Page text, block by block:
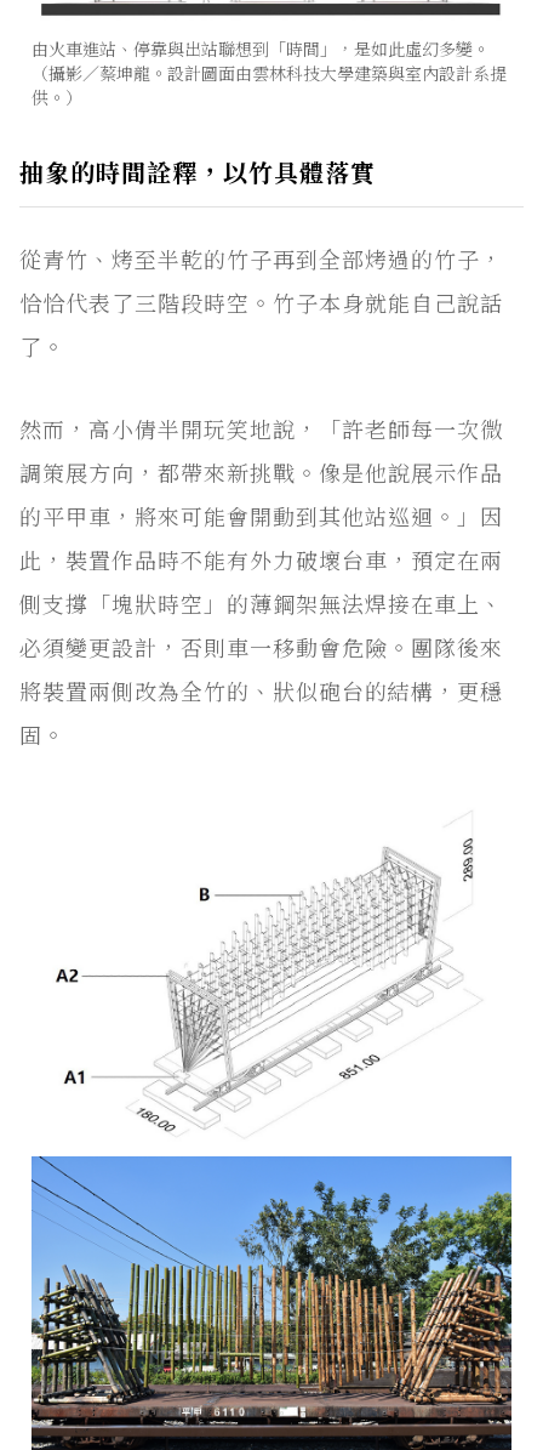
由火車進站、停靠與出站聯想到「時間」，是如此虛幻多變。
（攝影／蔡坤龍。設計圖面由雲林科技大學建築與室內設計系提
供。）
抽象的時間詮釋，以竹具體落實
從青竹、烤至半乾的竹子再到全部烤過的竹子，
恰恰代表了三階段時空。竹子本身就能自己說話
了。
然而，高小倩半開玩笑地說，「許老師每一次微
調策展方向，都帶來新挑戰。像是他說展示作品
的平甲車，將來可能會開動到其他站巡迴。」因
此，裝置作品時不能有外力破壞台車，預定在兩
側支撐「塊狀時空」的薄鋼架無法焊接在車上、
必須變更設計，否則車一移動會危險。團隊後來
將裝置兩側改為全竹的、狀似砲台的結構，更穩
固。